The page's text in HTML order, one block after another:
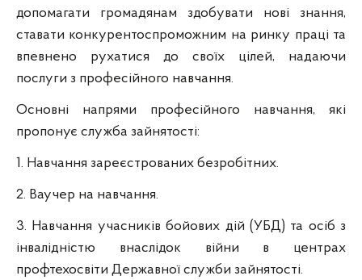
допомагати громадянам здобувати нові знання,
ставати конкурентоспроможним на ринку праці та
впевнено рухатися до своїх цілей, надаючи
послуги з професійного навчання.
Основні напрями професійного навчання, які
пропонує служба зайнятості:
1. Навчання зареєстрованих безробітних.
2. Ваучер на навчання.
3. Навчання учасників бойових дій (УБД) та осіб з
інвалідністю внаслідок війни в центрах
профтехосвіти Державної служби зайнятості.